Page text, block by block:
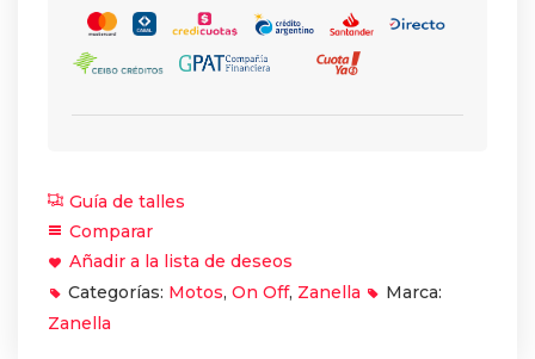
Guía de talles
Comparar
Añadir a la lista de deseos
Categorías: Motos, On Off, Zanella
Marca:
Zanella